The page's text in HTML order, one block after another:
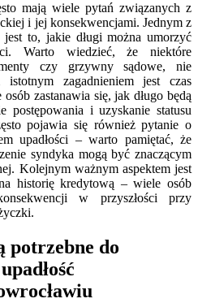
mają wiele pytań związanych z
i jej konsekwencjami. Jednym z
jest to, jakie długi można umorzyć
Warto wiedzieć, że niektóre
czy grzywny sądowe, nie
istotnym zagadnieniem jest czas
zastanawia się, jak długo będą
postępowania i uzyskanie statusu
pojawia się również pytanie o
upadłości – warto pamiętać, że
syndyka mogą być znaczącym
Kolejnym ważnym aspektem jest
historię kredytową – wiele osób
w przyszłości przy
potrzebne do